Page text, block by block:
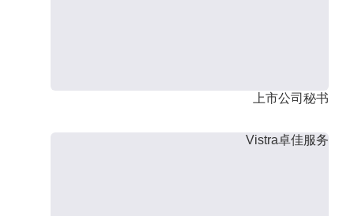
上市公司秘书
Vistra卓佳服务